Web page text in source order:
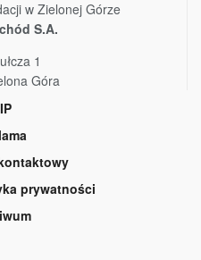
w Zielonej Górze
S.A.
1
Góra
prywatności